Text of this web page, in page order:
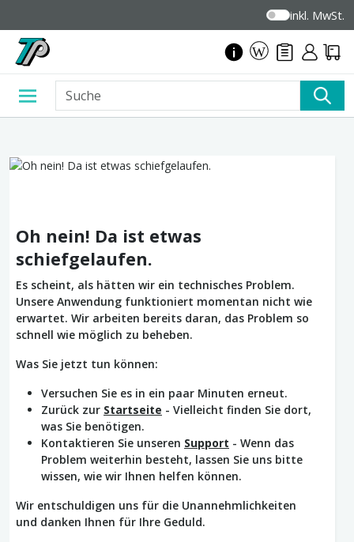
inkl. MwSt.
Oh nein! Da ist etwas
schiefgelaufen.
Es scheint, als hätten wir ein technisches Problem.
Unsere Anwendung funktioniert momentan nicht wie
erwartet. Wir arbeiten bereits daran, das Problem so
schnell wie möglich zu beheben.
Was Sie jetzt tun können:
Versuchen Sie es in ein paar Minuten erneut.
Zurück zur Startseite - Vielleicht finden Sie dort,
was Sie benötigen.
Kontaktieren Sie unseren Support - Wenn das
Problem weiterhin besteht, lassen Sie uns bitte
wissen, wie wir Ihnen helfen können.
Wir entschuldigen uns für die Unannehmlichkeiten
und danken Ihnen für Ihre Geduld.